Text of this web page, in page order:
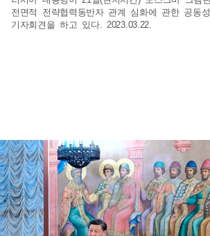
전면적 전략협력동반자 관계 심화에 관한 공동
기자회견을 하고 있다. 2023.03.22.